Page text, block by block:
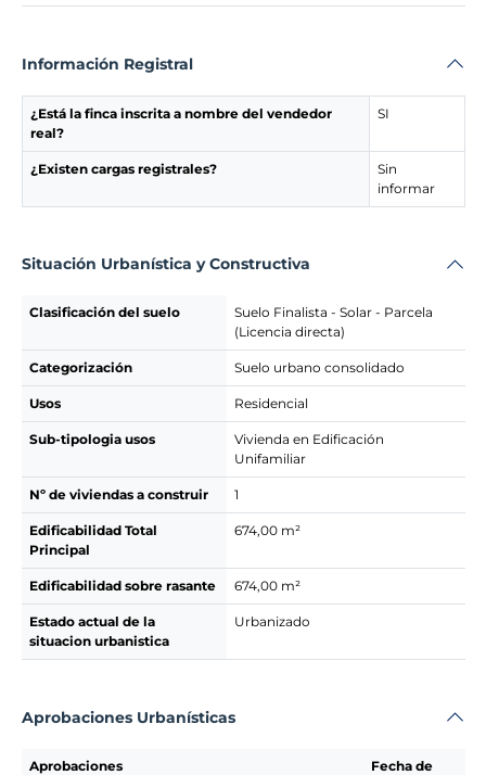
Información Registral
¿Está la finca inscrita a nombre del vendedor
real?
SI
¿Existen cargas registrales?
Sin
informar
Situación Urbanística y Constructiva
Clasificación del suelo
Suelo Finalista - Solar - Parcela
(Licencia directa)
Categorización Suelo urbano consolidado
Usos Residencial
Sub-tipologia usos
Vivienda en Edificación
Unifamiliar
Nº de viviendas a construir 1
Edificabilidad Total
Principal
674,00 m²
Edificabilidad sobre rasante 674,00 m²
Estado actual de la
situacion urbanistica
Urbanizado
Aprobaciones Urbanísticas
Aprobaciones
Fecha de